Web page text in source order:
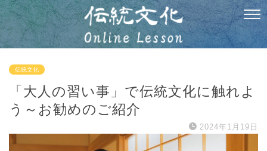
伝統文化
「大人の習い事」で伝統文化に触れよ
う～お勧めのご紹介
2024年1月19日